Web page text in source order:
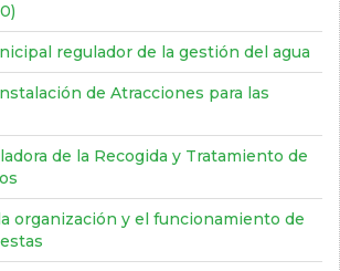
regulador de la gestión del agua
de Atracciones para las
de la Recogida y Tratamiento de
organización y el funcionamiento de